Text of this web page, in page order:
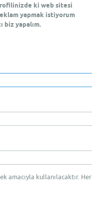
ki web sitesi
yapmak istiyorum
biz yapalım.
amacıyla kullanılacaktır. Her